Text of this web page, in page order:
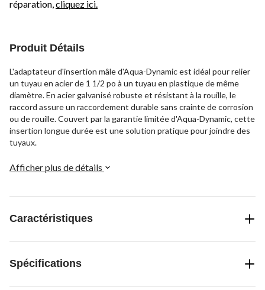
réparation,cliquez ici.
Produit Détails
L'adaptateur d'insertion mâle d'Aqua-Dynamic est idéal pour relier
un tuyau en acier de 1 1/2 po à un tuyau en plastique de même
diamètre. En acier galvanisé robuste et résistant à la rouille, le
raccord assure un raccordement durable sans crainte de corrosion
ou de rouille. Couvert par la garantie limitée d'Aqua-Dynamic, cette
insertion longue durée est une solution pratique pour joindre des
tuyaux.
Afficher plus de détails
Caractéristiques
Spécifications